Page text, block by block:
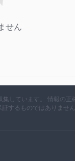
ーダーにとって優れ
番号
ルを利用できるこ
せん
しています。 情報の
するものではありませ